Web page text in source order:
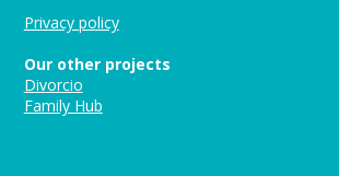
Privacy policy
Our other projects
Divorcio
Family Hub